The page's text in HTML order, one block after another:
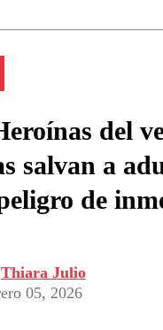
del
salvan a
de
Thiara Julio
05, 2026